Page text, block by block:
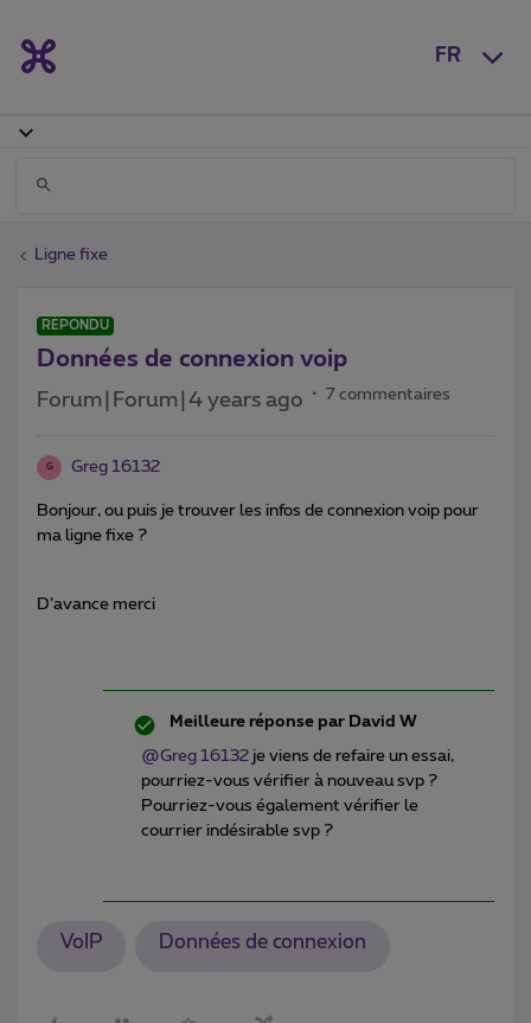
FR
Ligne fixe
RÉPONDU
Données de connexion voip
Forum|Forum|4 years ago 7 commentaires
G Greg 16132
Bonjour, ou puis je trouver les infos de connexion voip pour
ma ligne fixe ?
D’avance merci
Meilleure réponse par David W
@Greg 16132 je viens de refaire un essai,
pourriez-vous vérifier à nouveau svp ?
Pourriez-vous également vérifier le
courrier indésirable svp ?
VoIP Données de connexion